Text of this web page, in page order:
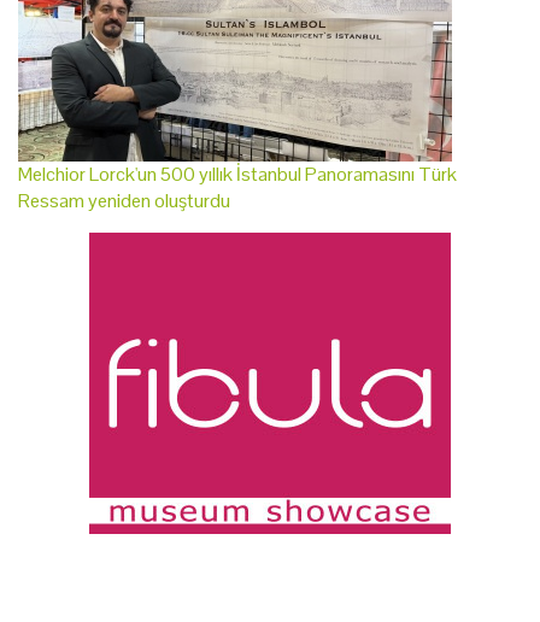
Melchior Lorck'un 500 yıllık İstanbul Panoramasını Türk
Ressam yeniden oluşturdu